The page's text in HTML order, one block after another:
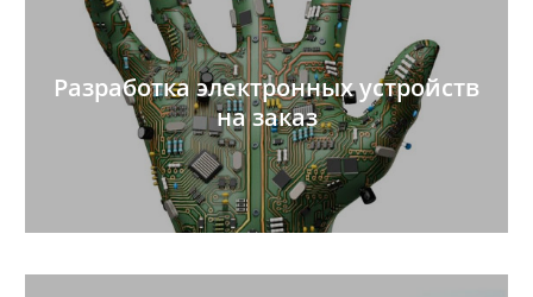
Разработка электронных устройств
на заказ